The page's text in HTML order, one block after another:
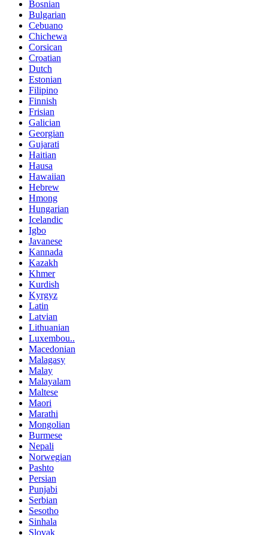
Bosnian
Bulgarian
Cebuano
Chichewa
Corsican
Croatian
Dutch
Estonian
Filipino
Finnish
Frisian
Galician
Georgian
Gujarati
Haitian
Hausa
Hawaiian
Hebrew
Hmong
Hungarian
Icelandic
Igbo
Javanese
Kannada
Kazakh
Khmer
Kurdish
Kyrgyz
Latin
Latvian
Lithuanian
Luxembou..
Macedonian
Malagasy
Malay
Malayalam
Maltese
Maori
Marathi
Mongolian
Burmese
Nepali
Norwegian
Pashto
Persian
Punjabi
Serbian
Sesotho
Sinhala
Slovak